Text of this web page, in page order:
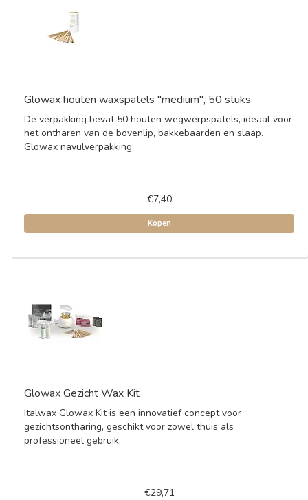
Glowax houten waxspatels "medium", 50 stuks
De verpakking bevat 50 houten wegwerpspatels, ideaal voor
het ontharen van de bovenlip, bakkebaarden en slaap.
Glowax navulverpakking
€7,40
Kopen
Glowax Gezicht Wax Kit
Italwax Glowax Kit is een innovatief concept voor
gezichtsontharing, geschikt voor zowel thuis als
professioneel gebruik.
€29,71